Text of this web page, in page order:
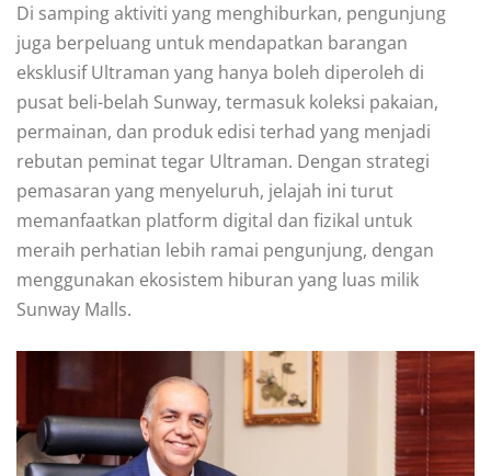
Di samping aktiviti yang menghiburkan, pengunjung
juga berpeluang untuk mendapatkan barangan
eksklusif Ultraman yang hanya boleh diperoleh di
pusat beli-belah Sunway, termasuk koleksi pakaian,
permainan, dan produk edisi terhad yang menjadi
rebutan peminat tegar Ultraman. Dengan strategi
pemasaran yang menyeluruh, jelajah ini turut
memanfaatkan platform digital dan fizikal untuk
meraih perhatian lebih ramai pengunjung, dengan
menggunakan ekosistem hiburan yang luas milik
Sunway Malls.